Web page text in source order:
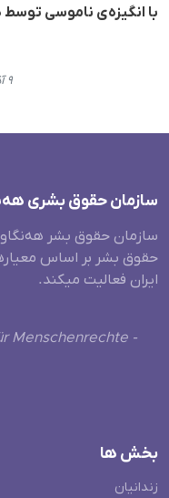
با انگیزه‌ی ناموسی
۹ آذر ۱۴۰۴، ۱۴:۴۵
سازمان حقوق بشری
سازمان حقوق بشر هه‌نگاو
حقوق بشر بر اساس
ایران فعالیت میکند.
Menschenrechte -
بخش ها
زندانیان